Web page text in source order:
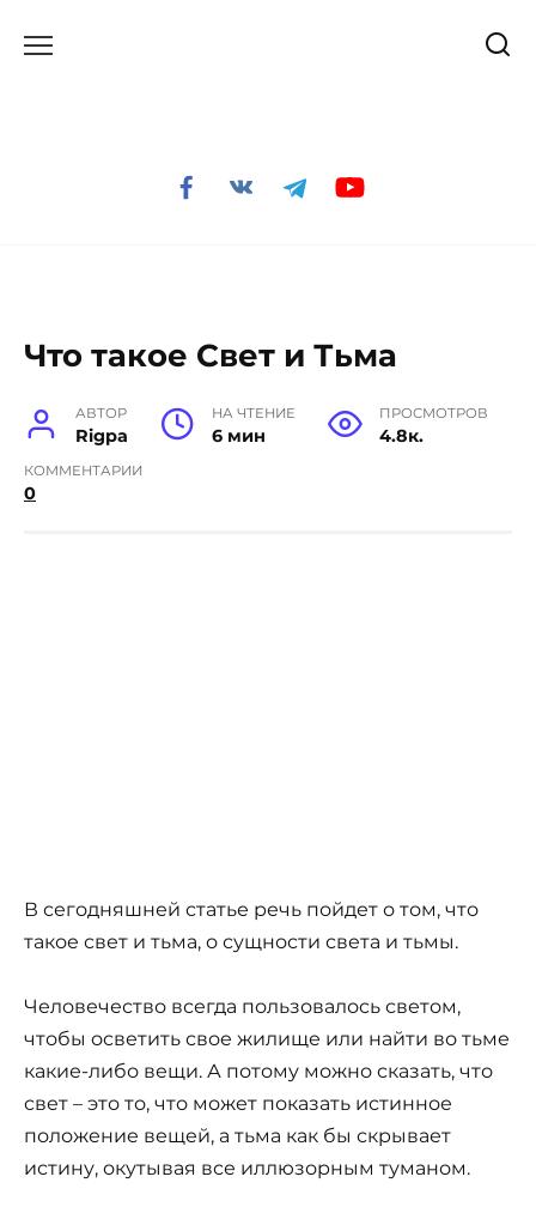
Что такое Свет и Тьма
АВТОР
Rigpa
НА ЧТЕНИЕ
6 мин
ПРОСМОТРОВ
4.8к.
КОММЕНТАРИИ
0
В сегодняшней статье речь пойдет о том, что
такое свет и тьма, о сущности света и тьмы.
Человечество всегда пользовалось светом,
чтобы осветить свое жилище или найти во тьме
какие-либо вещи. А потому можно сказать, что
свет – это то, что может показать истинное
положение вещей, а тьма как бы скрывает
истину, окутывая все иллюзорным туманом.